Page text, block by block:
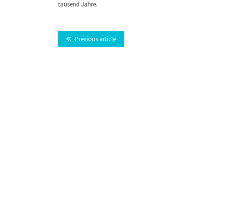
tausend Jahre.
Previous article